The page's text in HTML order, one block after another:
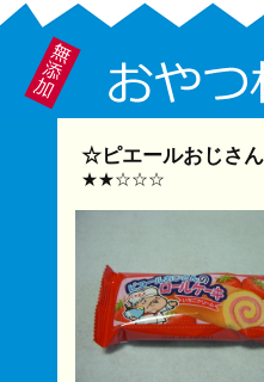
☆ピエールおじさ
★★☆☆☆